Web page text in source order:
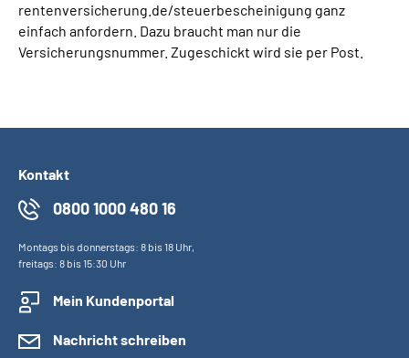
rentenversicherung.de/steuerbescheinigung ganz
einfach anfordern. Dazu braucht man nur die
Versicherungsnummer. Zugeschickt wird sie per Post.
Kontakt
0800 1000 480 16
Montags bis donnerstags: 8 bis 18 Uhr,
freitags: 8 bis 15:30 Uhr
Mein Kundenportal
Nachricht schreiben